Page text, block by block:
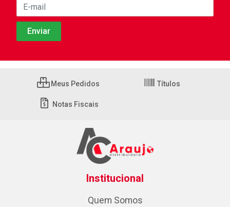
Meus Pedidos Títulos
Notas Fiscais
Institucional
Quem Somos